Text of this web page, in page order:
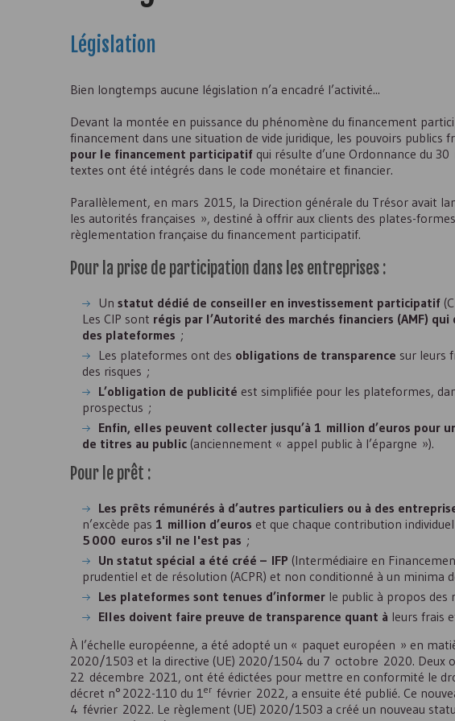
Législation
Bien longtemps aucune législation n’a encadré l’activité...
Devant la montée en puissance du phénomène du financement
financement dans une situation de vide juridique, les pouvoirs publics
pour le financement participatif qui résulte d’une Ordonnance du
textes ont été intégrés dans le code monétaire et financier.
Parallèlement, en mars 2015, la Direction générale du Trésor avait
les autorités françaises », destiné à offrir aux clients des plates-
règlementation française du financement participatif.
Pour la prise de participation dans les entreprises :
Un statut dédié de conseiller en investissement participatif (
Les CIP sont régis par l’Autorité des marchés financiers (AMF) qui
des plateformes ;
Les plateformes ont des obligations de transparence sur leurs
des risques ;
L’obligation de publicité est simplifiée pour les plateformes,
prospectus ;
Enfin, elles peuvent collecter jusqu’à 1 million d’euros pour
de titres au public (anciennement « appel public à l’épargne »).
Pour le prêt :
Les prêts rémunérés à d’autres particuliers ou à des
n’excède pas 1 million d’euros et que chaque contribution
5 000 euros s'il ne l'est pas ;
Un statut spécial a été créé – IFP (Intermédiaire en
prudentiel et de résolution (ACPR) et non conditionné à un minima
Les plateformes sont tenues d’informer le public à propos des
Elles doivent faire preuve de transparence quant à leurs frais
À l’échelle européenne, a été adopté un « paquet européen » en
2020/1503 et la directive (UE) 2020/1504 du 7 octobre 2020. Deux
22 décembre 2021, ont été édictées pour mettre en conformité le
décret n° 2022-110 du 1er février 2022, a ensuite été publié. Ce
4 février 2022. Le règlement (UE) 2020/1503 a créé un nouveau